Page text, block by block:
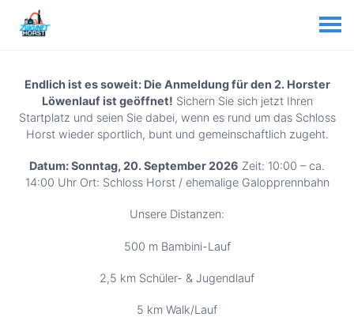
Endlich ist es soweit: Die Anmeldung für den 2. Horster
Löwenlauf ist geöffnet! Sichern Sie sich jetzt Ihren
Startplatz und seien Sie dabei, wenn es rund um das Schloss
Horst wieder sportlich, bunt und gemeinschaftlich zugeht.
Datum: Sonntag, 20. September 2026 Zeit: 10:00 – ca.
14:00 Uhr Ort: Schloss Horst / ehemalige Galopprennbahn
Unsere Distanzen:
500 m Bambini-Lauf
2,5 km Schüler- & Jugendlauf
5 km Walk/Lauf